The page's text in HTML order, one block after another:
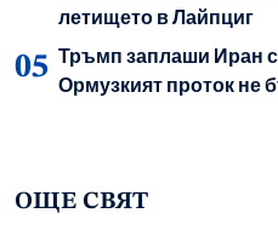
летището в Лайпциг
Тръмп заплаши Иран
Ормузкият проток не
ОЩЕ СВЯТ